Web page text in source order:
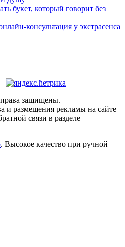
букет, который говорит без
консультация у экстрасенса
защищены.
и размещения рекламы на сайте
связи в разделе
. Высокое качество при ручной